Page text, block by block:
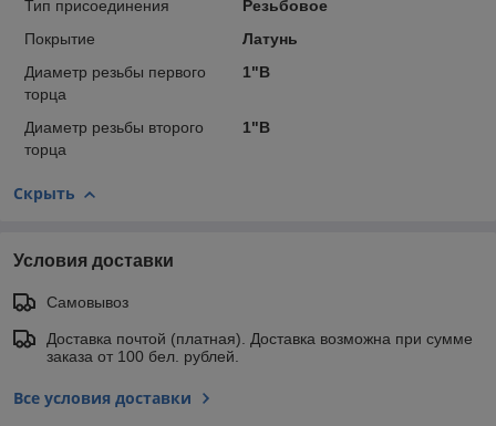
Тип присоединения
Резьбовое
Покрытие
Латунь
Диаметр резьбы первого
торца
1"В
Диаметр резьбы второго
торца
1"В
Скрыть
Условия доставки
Самовывоз
Доставка почтой (платная). Доставка возможна при сумме
заказа от 100 бел. рублей.
Все условия доставки